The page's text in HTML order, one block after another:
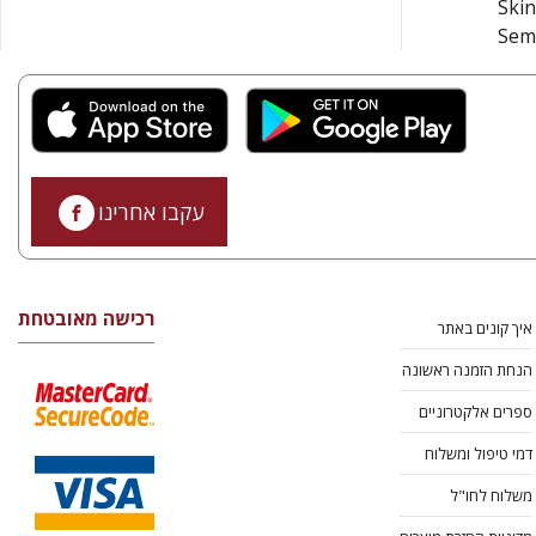
עקבו אחרינו
איך קונים באתר
הנחת הזמנה ראשונה
ספרים אלקטרוניים
דמי טיפול ומשלוח
משלוח לחו"ל
רכישה מאובטחת